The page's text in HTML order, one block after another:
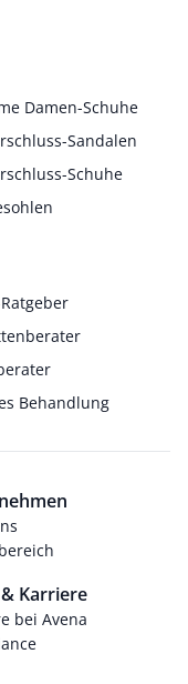
Damen-Schuhe
Sandalen
Schuhe
Behandlung
Karriere
bei Avena